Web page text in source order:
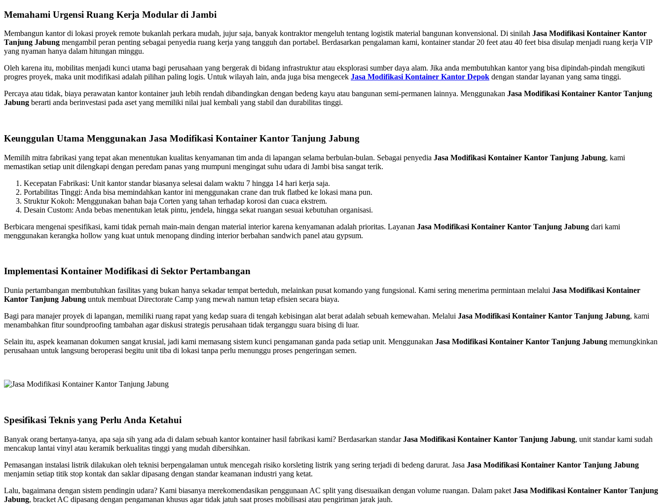
Memahami Urgensi Ruang Kerja Modular di Jambi
Membangun kantor di lokasi proyek remote bukanlah perkara mudah, jujur saja, banyak kontraktor mengeluh tentang logistik material bangunan konvensional. Di sinilah Jasa Modifikasi Kontainer Kantor
Tanjung Jabung mengambil peran penting sebagai penyedia ruang kerja yang tangguh dan portabel. Berdasarkan pengalaman kami, kontainer standar 20 feet atau 40 feet bisa disulap menjadi ruang kerja VIP
yang nyaman hanya dalam hitungan minggu.
Oleh karena itu, mobilitas menjadi kunci utama bagi perusahaan yang bergerak di bidang infrastruktur atau eksplorasi sumber daya alam. Jika anda membutuhkan kantor yang bisa dipindah-pindah mengikuti
progres proyek, maka unit modifikasi adalah pilihan paling logis. Untuk wilayah lain, anda juga bisa mengecek Jasa Modifikasi Kontainer Kantor Depok dengan standar layanan yang sama tinggi.
Percaya atau tidak, biaya perawatan kantor kontainer jauh lebih rendah dibandingkan dengan bedeng kayu atau bangunan semi-permanen lainnya. Menggunakan Jasa Modifikasi Kontainer Kantor Tanjung
Jabung berarti anda berinvestasi pada aset yang memiliki nilai jual kembali yang stabil dan durabilitas tinggi.
Keunggulan Utama Menggunakan Jasa Modifikasi Kontainer Kantor Tanjung Jabung
Memilih mitra fabrikasi yang tepat akan menentukan kualitas kenyamanan tim anda di lapangan selama berbulan-bulan. Sebagai penyedia Jasa Modifikasi Kontainer Kantor Tanjung Jabung, kami
memastikan setiap unit dilengkapi dengan peredam panas yang mumpuni mengingat suhu udara di Jambi bisa sangat terik.
Kecepatan Fabrikasi: Unit kantor standar biasanya selesai dalam waktu 7 hingga 14 hari kerja saja.
Portabilitas Tinggi: Anda bisa memindahkan kantor ini menggunakan crane dan truk flatbed ke lokasi mana pun.
Struktur Kokoh: Menggunakan bahan baja Corten yang tahan terhadap korosi dan cuaca ekstrem.
Desain Custom: Anda bebas menentukan letak pintu, jendela, hingga sekat ruangan sesuai kebutuhan organisasi.
Berbicara mengenai spesifikasi, kami tidak pernah main-main dengan material interior karena kenyamanan adalah prioritas. Layanan Jasa Modifikasi Kontainer Kantor Tanjung Jabung dari kami
menggunakan kerangka hollow yang kuat untuk menopang dinding interior berbahan sandwich panel atau gypsum.
Implementasi Kontainer Modifikasi di Sektor Pertambangan
Dunia pertambangan membutuhkan fasilitas yang bukan hanya sekadar tempat berteduh, melainkan pusat komando yang fungsional. Kami sering menerima permintaan melalui Jasa Modifikasi Kontainer
Kantor Tanjung Jabung untuk membuat Directorate Camp yang mewah namun tetap efisien secara biaya.
Bagi para manajer proyek di lapangan, memiliki ruang rapat yang kedap suara di tengah kebisingan alat berat adalah sebuah kemewahan. Melalui Jasa Modifikasi Kontainer Kantor Tanjung Jabung, kami
menambahkan fitur soundproofing tambahan agar diskusi strategis perusahaan tidak terganggu suara bising di luar.
Selain itu, aspek keamanan dokumen sangat krusial, jadi kami memasang sistem kunci pengamanan ganda pada setiap unit. Menggunakan Jasa Modifikasi Kontainer Kantor Tanjung Jabung memungkinkan
perusahaan untuk langsung beroperasi begitu unit tiba di lokasi tanpa perlu menunggu proses pengeringan semen.
Spesifikasi Teknis yang Perlu Anda Ketahui
Banyak orang bertanya-tanya, apa saja sih yang ada di dalam sebuah kantor kontainer hasil fabrikasi kami? Berdasarkan standarJasa Modifikasi Kontainer Kantor Tanjung Jabung, unit standar kami sudah
mencakup lantai vinyl atau keramik berkualitas tinggi yang mudah dibersihkan.
Pemasangan instalasi listrik dilakukan oleh teknisi berpengalaman untuk mencegah risiko korsleting listrik yang sering terjadi di bedeng darurat. Jasa Jasa Modifikasi Kontainer Kantor Tanjung Jabung
menjamin setiap titik stop kontak dan saklar dipasang dengan standar keamanan industri yang ketat.
Lalu, bagaimana dengan sistem pendingin udara? Kami biasanya merekomendasikan penggunaan AC split yang disesuaikan dengan volume ruangan. Dalam paket Jasa Modifikasi Kontainer Kantor Tanjung
Jabung, bracket AC dipasang dengan pengamanan khusus agar tidak jatuh saat proses mobilisasi atau pengiriman jarak jauh.